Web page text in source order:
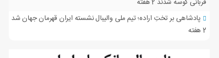
قربانی کوسه شدند 2 هفته
پادشاهی بر تختِ اراده؛ تیم ملی والیبال نشسته ایران قهرمان جهان شد
2 هفته